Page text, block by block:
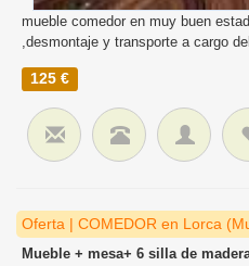
mueble comedor en muy buen
,desmontaje y transporte a cargo
125 €
Oferta | COMEDOR en Lorca
Mueble + mesa+ 6 silla de